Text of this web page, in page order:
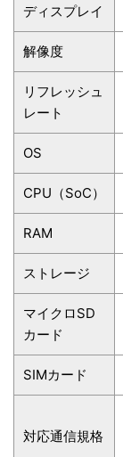
ディスプレイ
解像度
リフレッシュ
レート
OS
CPU（SoC）
RAM
ストレージ
マイクロSD
カード
SIMカード
対応通信規格